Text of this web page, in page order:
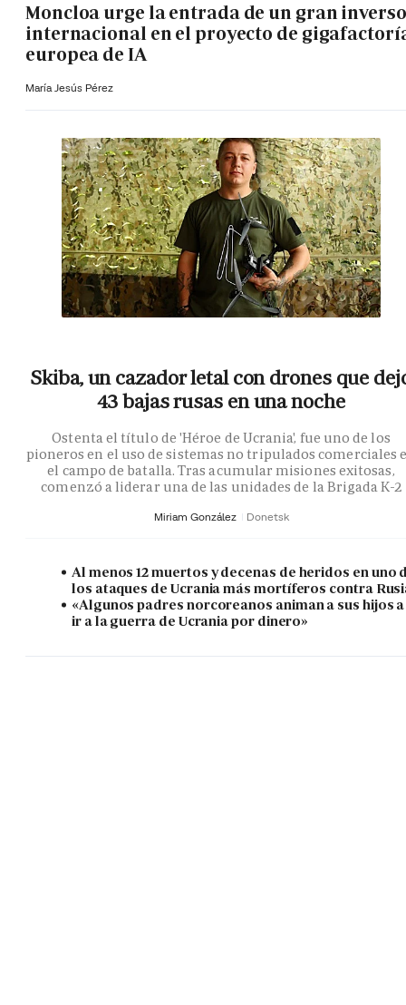
Moncloa urge la entrada de un gran
internacional en el proyecto de
europea de IA
María Jesús Pérez
Skiba, un cazador letal con drones que
43 bajas rusas en una noche
Ostenta el título de 'Héroe de Ucrania', fue uno de los
pioneros en el uso de sistemas no tripulados comerciales
el campo de batalla. Tras acumular misiones exitosas,
comenzó a liderar una de las unidades de la Brigada K-2
Miriam González Donetsk
Al menos 12 muertos y decenas de heridos en uno
los ataques de Ucrania más mortíferos contra
«Algunos padres norcoreanos animan a sus hijos a
ir a la guerra de Ucrania por dinero»